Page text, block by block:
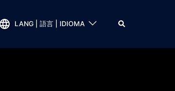
LANG | 語言 | IDIOMA